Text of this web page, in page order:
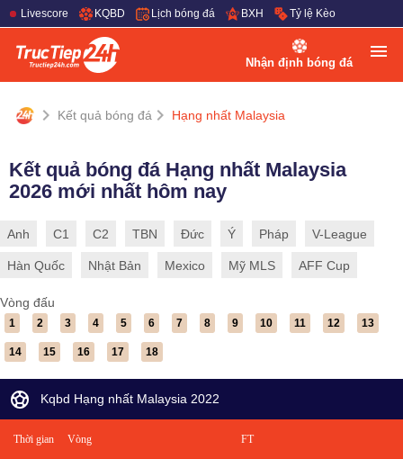
Livescore KQBD Lịch bóng đá BXH Tỷ lệ Kèo
Nhận định bóng đá
Kết quả bóng đá Hạng nhất Malaysia
Kết quả bóng đá Hạng nhất Malaysia
2026 mới nhất hôm nay
Anh C1 C2 TBN Đức Ý Pháp V-League
Hàn Quốc Nhật Bản Mexico Mỹ MLS AFF Cup
Vòng đấu
1 2 3 4 5 6 7 8 9 10 11 12 13
14 15 16 17 18
Kqbd Hạng nhất Malaysia 2022
Thời gian Vòng FT